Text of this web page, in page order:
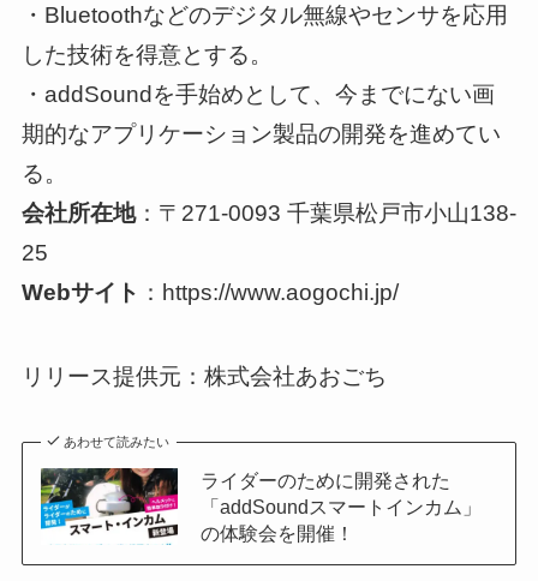
・Bluetoothなどのデジタル無線やセンサを応用
した技術を得意とする。
・addSoundを手始めとして、今までにない画
期的なアプリケーション製品の開発を進めてい
る。
会社所在地：〒271-0093 千葉県松戸市小山138-
25
Webサイト ：https://www.aogochi.jp/
リリース提供元：株式会社あおごち
あわせて読みたい
ライダーのために開発された
「addSoundスマートインカム」
の体験会を開催！